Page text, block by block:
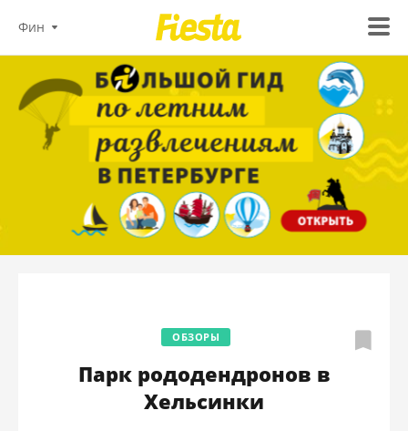
Фин
ОБЗОРЫ
Парк рододендронов в
Хельсинки